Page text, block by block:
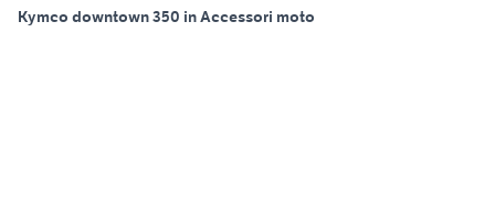
Kymco downtown 350 in Accessori moto